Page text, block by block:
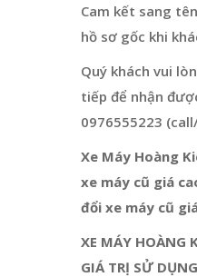
Cam kết sang
hồ sơ gốc khi
Quý khách vui
tiếp để nhận
0976555223
Xe Máy Hoàng
xe máy cũ giá
đổi xe máy cũ
XE MÁY HOÀNG
GIÁ TRỊ SỬ